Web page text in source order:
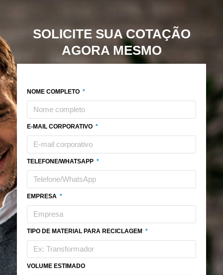
NOME COMPLETO
E-MAIL CORPORATIVO
TELEFONE/WHATSAPP
EMPRESA
TIPO DE MATERIAL PARA RECICLAGEM
VOLUME ESTIMADO
SOLICITE SUA COTAÇÃO
AGORA MESMO